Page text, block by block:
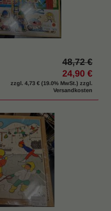
48,72 €
24,90 €
zzgl. 4,73 € (19.0% MwSt.) zzgl.
Versandkosten